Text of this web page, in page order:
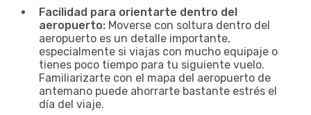
Facilidad para orientarte dentro del
aeropuerto: Moverse con soltura dentro del
aeropuerto es un detalle importante,
especialmente si viajas con mucho equipaje o
tienes poco tiempo para tu siguiente vuelo.
Familiarizarte con el mapa del aeropuerto de
antemano puede ahorrarte bastante estrés el
día del viaje.